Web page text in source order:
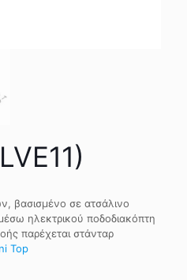
βασισμένο σε ατσάλινο
ηλεκτρικού ποδοδιακόπτη
παρέχεται στάνταρ
Top